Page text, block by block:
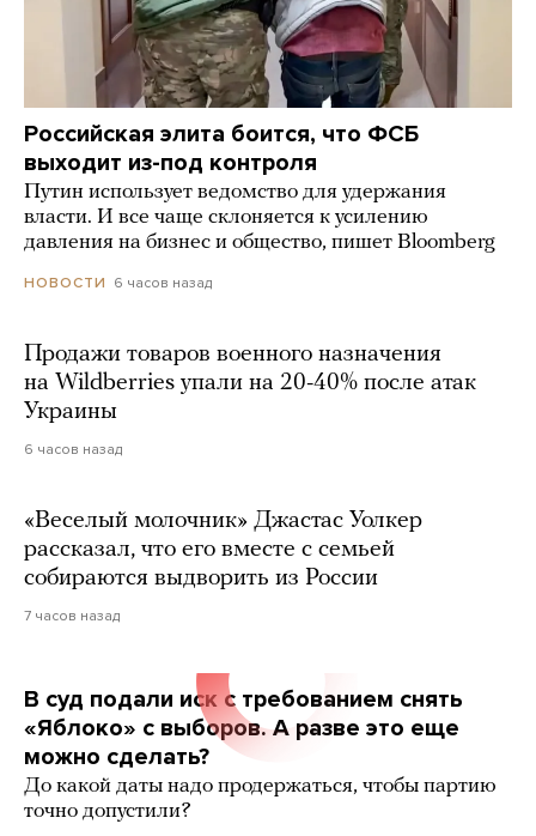
Российская элита боится, что ФСБ
выходит из-под контроля
Путин использует ведомство для удержания
власти. И все чаще склоняется к усилению
давления на бизнес и общество, пишет Bloomberg
НОВОСТИ 6 часов назад
Продажи товаров военного назначения
на Wildberries упали на 20-40% после атак
Украины
6 часов назад
«Веселый молочник» Джастас Уолкер
рассказал, что его вместе с семьей
собираются выдворить из России
7 часов назад
В суд подали иск с требованием снять
«Яблоко» с выборов. А разве это еще
можно сделать?
До какой даты надо продержаться, чтобы партию
точно допустили?